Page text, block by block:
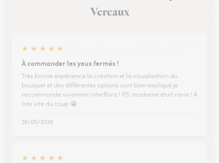
Vereaux
★ ★ ★ ★ ★
À commander les yeux fermés !
Très bonne expérience la création et la visualisation du
bouquet et des différentes options sont bien expliqué je
recommande vivement Interflora ! PS: madame était ravie ! À
très vite du coup 😁
26/05/2026
★ ★ ★ ★ ★